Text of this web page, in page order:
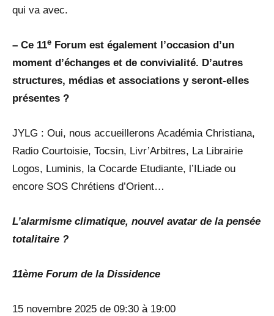
qui va avec.
– Ce 11e Forum est également l’occasion d’un
moment d’échanges et de convivialité. D’autres
structures, médias et associations y seront-elles
présentes ?
JYLG : Oui, nous accueillerons Académia Christiana,
Radio Courtoisie, Tocsin, Livr’Arbitres, La Librairie
Logos, Luminis, la Cocarde Etudiante, l’ILiade ou
encore SOS Chrétiens d’Orient…
L’alarmisme climatique, nouvel avatar de la pensée
totalitaire ?
11ème Forum de la Dissidence
15 novembre 2025 de 09:30 à 19:00